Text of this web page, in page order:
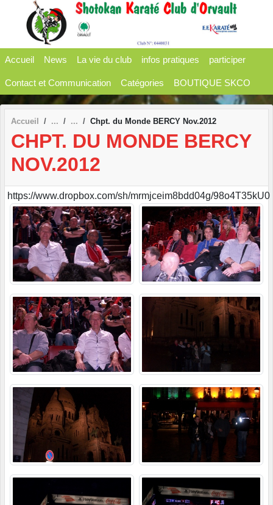
Accueil News La vie du club infos pratiques participer
Contact et Communication Catégories BOUTIQUE SKCO
Accueil Chpt. du Monde BERCY Nov.2012
CHPT. DU MONDE BERCY
NOV.2012
https://www.dropbox.com/sh/mrmjceim8bdd04g/98o4T35kU0
Panneau de gestion des cookies